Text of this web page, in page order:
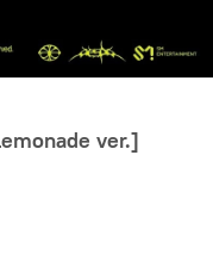
ver.]